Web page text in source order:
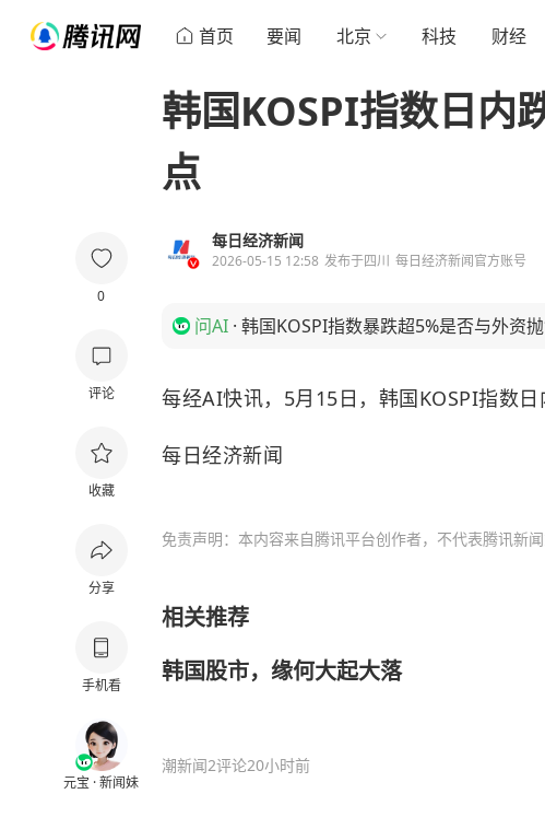
首页 要闻 北京 科技 财经
0
评论
收藏
分享
手机看
元宝 · 新闻妹
韩国KOSPI指数日内
点
每日经济新闻
2026-05-15 12:58 发布于四川 每日经济新闻官方账号
问AI · 韩国KOSPI指数暴跌超5%是否与外资抛
每经AI快讯，5月15日，韩国KOSPI指数日
每日经济新闻
免责声明：本内容来自腾讯平台创作者，不代表腾讯新闻
相关推荐
韩国股市，缘何大起大落
潮新闻2评论20小时前